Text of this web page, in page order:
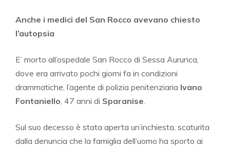
Anche i medici del San Rocco avevano chiesto
l’autopsia
E’ morto all’ospedale San Rocco di Sessa Aurunca,
dove era arrivato pochi giorni fa in condizioni
drammatiche, l’agente di polizia penitenziaria Ivano
Fontaniello, 47 anni di Sparanise.
Sul suo decesso è stata aperta un’inchiesta, scaturita
dalla denuncia che la famiglia dell’uomo ha sporto ai